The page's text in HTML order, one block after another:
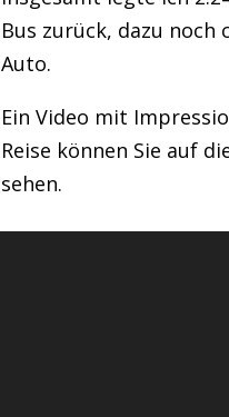
Bus zurück, dazu noch
Auto.
Ein Video mit
Reise können Sie auf
sehen.